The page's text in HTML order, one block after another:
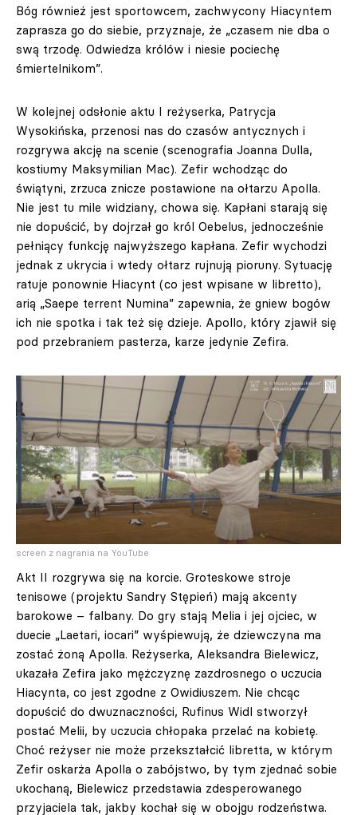
Bóg również jest sportowcem, zachwycony Hiacyntem
zaprasza go do siebie, przyznaje, że „czasem nie dba o
swą trzodę. Odwiedza królów i niesie pociechę
śmiertelnikom”.
W kolejnej odsłonie aktu I reżyserka, Patrycja
Wysokińska, przenosi nas do czasów antycznych i
rozgrywa akcję na scenie (scenografia Joanna Dulla,
kostiumy Maksymilian Mac). Zefir wchodząc do
świątyni, zrzuca znicze postawione na ołtarzu Apolla.
Nie jest tu mile widziany, chowa się. Kapłani starają się
nie dopuścić, by dojrzał go król Oebelus, jednocześnie
pełniący funkcję najwyższego kapłana. Zefir wychodzi
jednak z ukrycia i wtedy ołtarz rujnują pioruny. Sytuację
ratuje ponownie Hiacynt (co jest wpisane w libretto),
arią „Saepe terrent Numina” zapewnia, że gniew bogów
ich nie spotka i tak też się dzieje. Apollo, który zjawił się
pod przebraniem pasterza, karze jedynie Zefira.
screen z nagrania na YouTube
Akt II rozgrywa się na korcie. Groteskowe stroje
tenisowe (projektu Sandry Stępień) mają akcenty
barokowe – falbany. Do gry stają Melia i jej ojciec, w
duecie „Laetari, iocari” wyśpiewują, że dziewczyna ma
zostać żoną Apolla. Reżyserka, Aleksandra Bielewicz,
ukazała Zefira jako mężczyznę zazdrosnego o uczucia
Hiacynta, co jest zgodne z Owidiuszem. Nie chcąc
dopuścić do dwuznaczności, Rufinus Widl stworzył
postać Melii, by uczucia chłopaka przelać na kobietę.
Choć reżyser nie może przekształcić libretta, w którym
Zefir oskarża Apolla o zabójstwo, by tym zjednać sobie
ukochaną, Bielewicz przedstawia zdesperowanego
przyjaciela tak, jakby kochał się w obojgu rodzeństwa.